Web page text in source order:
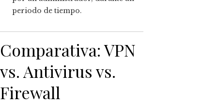
periodo de tiempo.
Comparativa: VPN
vs. Antivirus vs.
Firewall